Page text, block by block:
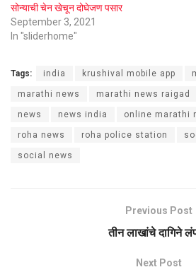
सोन्याची चेन खेचून दोघेजण पसार
September 3, 2021
In "sliderhome"
Tags: india krushival mobile app
marathi news marathi news raigad
news news india online marathi
roha news roha police station
social news
Previous Post
तीन लाखांचे दागिने
Next Post